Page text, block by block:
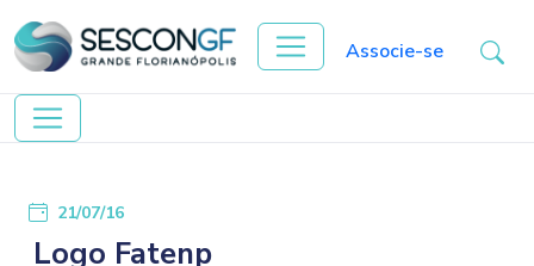
Associe-se
21/07/16
Logo Fatenp